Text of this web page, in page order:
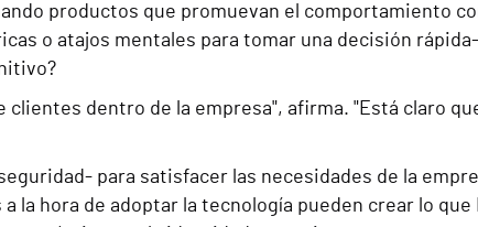
productos que promuevan el comportamiento
o atajos mentales para tomar una decisión
dentro de la empresa", afirma. "Está claro
para satisfacer las necesidades de la
la hora de adoptar la tecnología pueden crear lo